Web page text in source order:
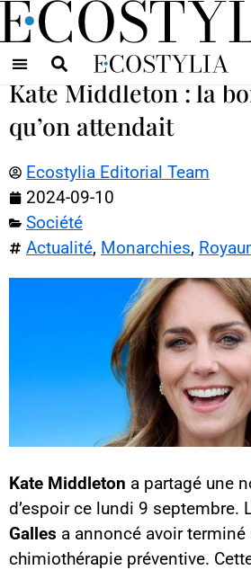
Kate Middleton : la
qu’on attendait
Ecostylia Editorial Team
2024-09-10
Société
Actualité, Monarchies,
Kate Middleton a partagé une
d’espoir ce lundi 9 septembre.
Galles a annoncé avoir
chimiothérapie préventive.